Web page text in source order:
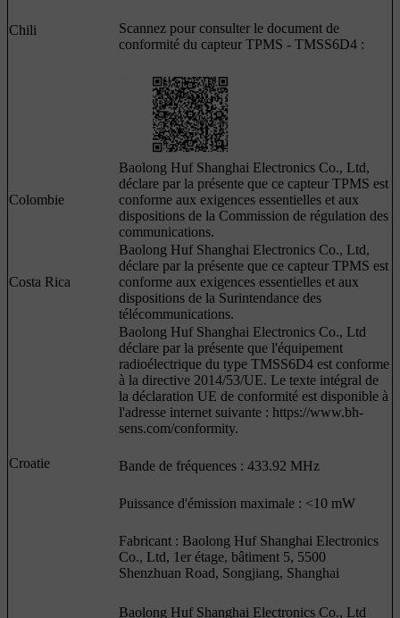
Chili
Scannez pour consulter le document de
conformité du capteur TPMS - TMSS6D4 :
Colombie
Baolong Huf Shanghai Electronics Co., Ltd,
déclare par la présente que ce capteur TPMS est
conforme aux exigences essentielles et aux
dispositions de la Commission de régulation des
communications.
Costa Rica
Baolong Huf Shanghai Electronics Co., Ltd,
déclare par la présente que ce capteur TPMS est
conforme aux exigences essentielles et aux
dispositions de la Surintendance des
télécommunications.
Croatie
Baolong Huf Shanghai Electronics Co., Ltd
déclare par la présente que l'équipement
radioélectrique du type TMSS6D4 est conforme
à la directive 2014/53/UE. Le texte intégral de
la déclaration UE de conformité est disponible à
l'adresse internet suivante : https://www.bh-
sens.com/conformity.
Bande de fréquences : 433.92 MHz
Puissance d'émission maximale : <10 mW
Fabricant : Baolong Huf Shanghai Electronics
Co., Ltd, 1er étage, bâtiment 5, 5500
Shenzhuan Road, Songjiang, Shanghai
Baolong Huf Shanghai Electronics Co., Ltd